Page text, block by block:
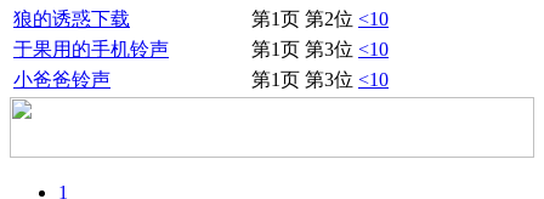
狼的诱惑下载
第1页 第2位 <10
于果用的手机铃声
第1页 第3位 <10
小爸爸铃声
第1页 第3位 <10
1